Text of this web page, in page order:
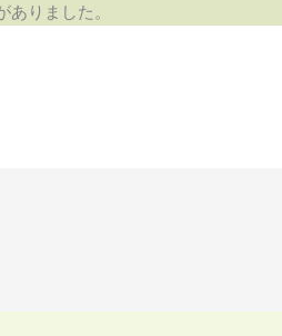
ありました。